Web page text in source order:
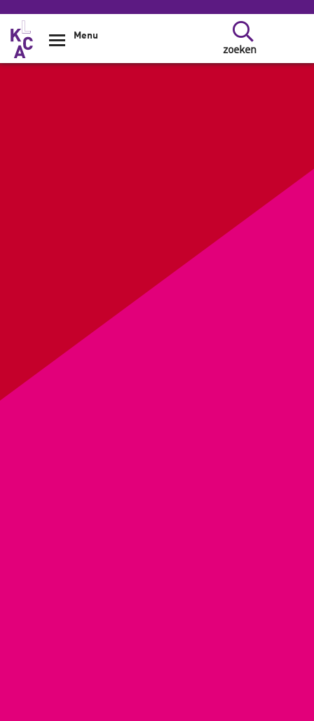
Overslaan en naar de inhoud gaan
zoeken
Menu